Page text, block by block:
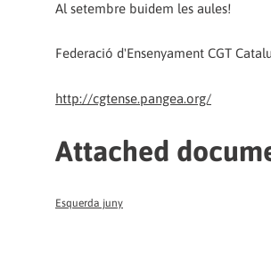
Al setembre buidem les aules!
Federació d'Ensenyament CGT
http://cgtense.pangea.org/
Attached
Esquerda juny